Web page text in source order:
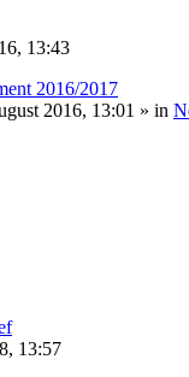
13:43
2016/2017
2016, 13:01 » in
13:57